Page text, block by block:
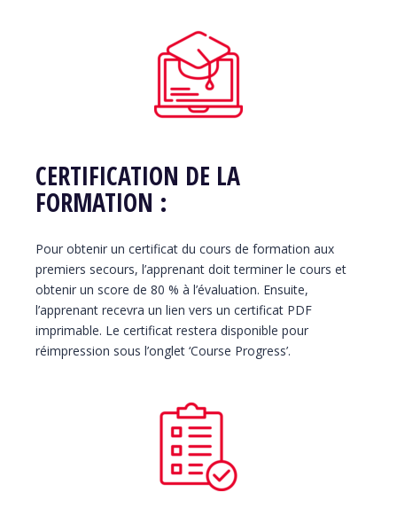
CERTIFICATION DE LA
FORMATION :
Pour obtenir un certificat du cours de formation aux
premiers secours, l’apprenant doit terminer le cours et
obtenir un score de 80 % à l’évaluation. Ensuite,
l’apprenant recevra un lien vers un certificat PDF
imprimable. Le certificat restera disponible pour
réimpression sous l’onglet ‘Course Progress’.